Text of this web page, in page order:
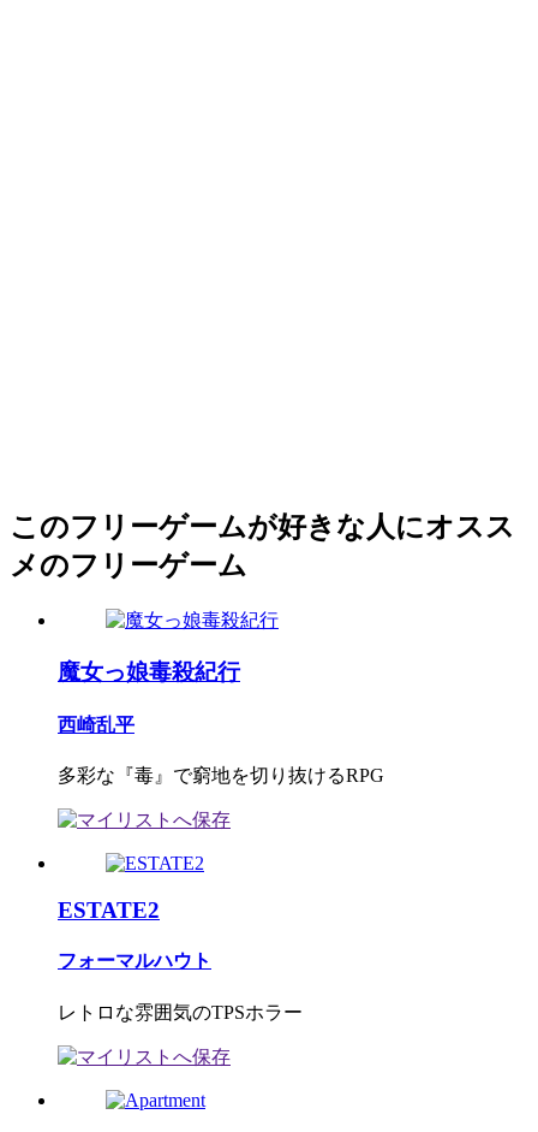
このフリーゲームが好きな人にオスス
メのフリーゲーム
魔女っ娘毒殺紀行
西崎乱平
多彩な『毒』で窮地を切り抜けるRPG
ESTATE2
フォーマルハウト
レトロな雰囲気のTPSホラー